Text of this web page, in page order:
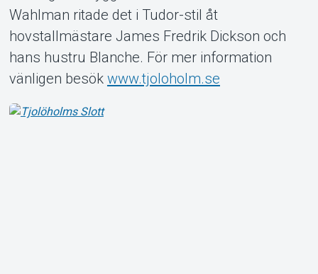
Wahlman ritade det i Tudor-stil åt
hovstallmästare James Fredrik Dickson och
hans hustru Blanche. För mer information
vänligen besök www.tjoloholm.se